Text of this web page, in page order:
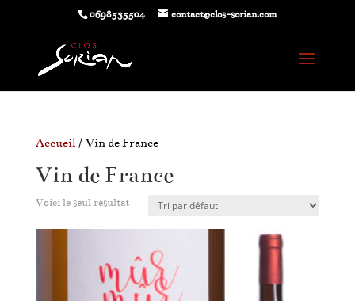
0698535504 contact@clos-sorian.com
Accueil/ Vin de France
Vin de France
Voici le seul résultat